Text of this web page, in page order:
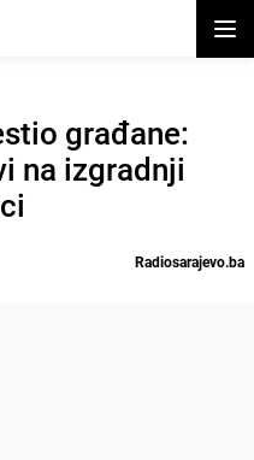
građane:
na izgradnji
Radiosarajevo.ba